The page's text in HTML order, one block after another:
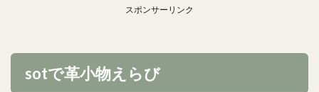
スポンサーリンク
sotで革小物えらび